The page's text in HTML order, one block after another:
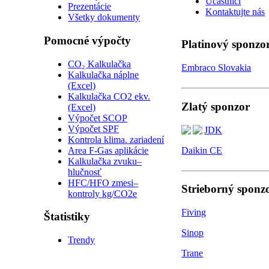
Prezentácie
Všetky dokumenty
Pomocné výpočty
CO₂ Kalkulačka
Kalkulačka náplne
(Excel)
Kalkulačka CO2 ekv.
(Excel)
Výpočet SCOP
Výpočet SPF
Kontrola klima. zariadení
Area F-Gas aplikácie
Kalkulačka zvuku–
hlučnosť
HFC/HFO zmesi–
kontroly kg/CO2e
Štatistiky
Trendy
Kontaktujte nás
Platinový
Embraco Slovakia
Zlatý sponzor
JDK
Daikin CE
Strieborný
Fiving
Sinop
Trane